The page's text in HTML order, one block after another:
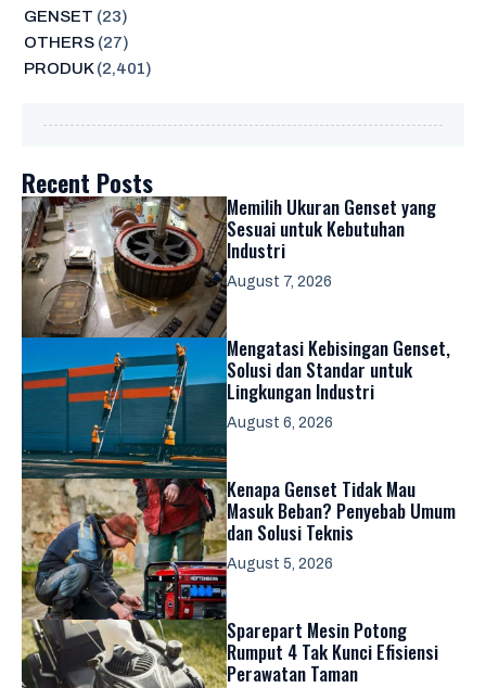
GENSET (23)
OTHERS(27)
PRODUK(2,401)
Recent Posts
Memilih Ukuran Genset yang
Sesuai untuk Kebutuhan
Industri
August 7, 2026
Mengatasi Kebisingan Genset,
Solusi dan Standar untuk
Lingkungan Industri
August 6, 2026
Kenapa Genset Tidak Mau
Masuk Beban? Penyebab Umum
dan Solusi Teknis
August 5, 2026
Sparepart Mesin Potong
Rumput 4 Tak Kunci Efisiensi
Perawatan Taman